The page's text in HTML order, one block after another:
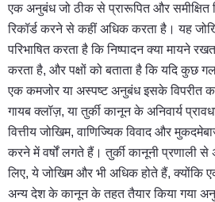
एक अनुबंध जो ठीक से प्रारूपित और समीक्षित
रिकॉर्ड करने से कहीं अधिक करता है। यह
परिभाषित करता है कि निष्पादन क्या मायने
करता है, और पक्षों को बताता है कि यदि कुछ
एक कमजोर या अस्पष्ट अनुबंध इसके विपरीत
गायब क्लॉज़, या तुर्की कानून के अनिवार्य
वित्तीय जोखिम, वाणिज्यिक विवाद और
करने में वर्षों लगते हैं। तुर्की कानूनी प्रणाली से
लिए, ये जोखिम और भी अधिक होते हैं, क्योंकि
अन्य देश के कानून के तहत तैयार किया गया